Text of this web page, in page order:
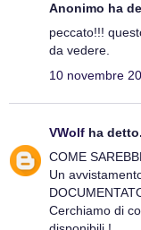
Anonimo ha
peccato!!!
da vedere.
10 novembre
VWolf ha
COME
Un
Cerchiamo di